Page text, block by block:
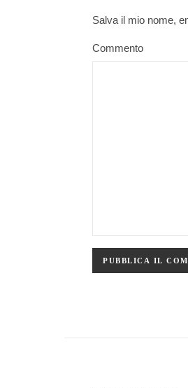
Salva il mio nome,
Commento